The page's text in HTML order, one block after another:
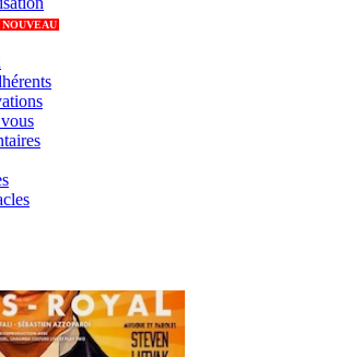
NOUVEAU